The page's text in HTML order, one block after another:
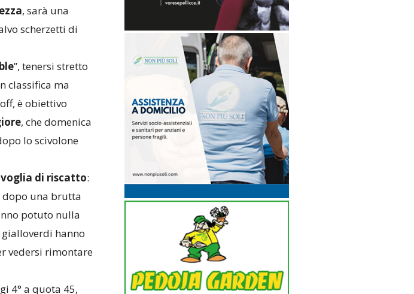
, sarà una
scherzetti di
”, tenersi stretto
classifica ma
è obiettivo
, che domenica
lo scivolone
voglia di riscatto:
dopo una brutta
potuto nulla
hanno
vedersi rimontare
4° a quota 45,